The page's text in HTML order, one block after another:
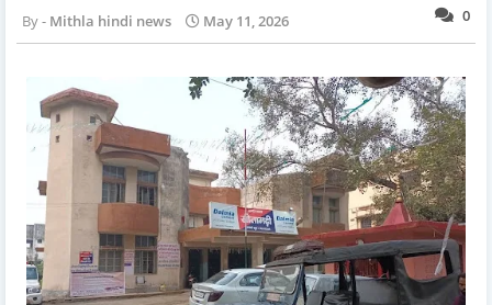
0
Mithla hindi news May 11, 2026